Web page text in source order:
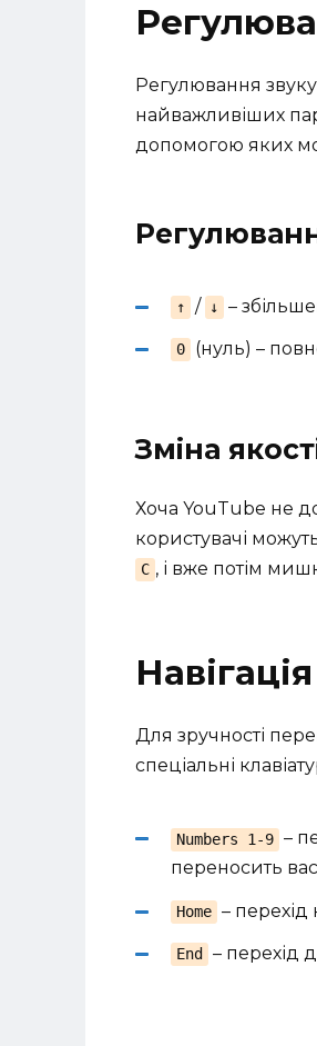
Регулювання
найважливіших
допомогою яких
↑ / ↓ –
0 (нуль) –
Зміна
Хоча YouTube не
користувачі
С , і вже потім
Для зручності
спеціальні
Numbers 1-9 –
переносить
Home – перехід
End – перехід